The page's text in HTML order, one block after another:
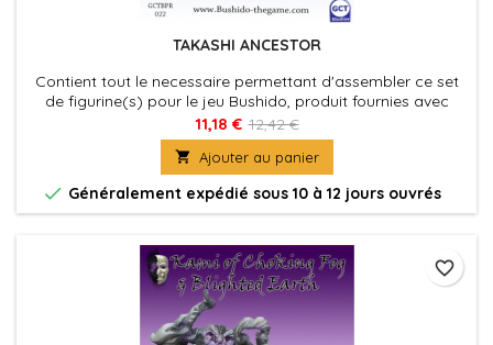
TAKASHI ANCESTOR
Contient tout le necessaire permettant d'assembler ce set
de figurine(s) pour le jeu Bushido, produit fournies avec
leurs socles en plastique. Figurine(s) à peindre et à
assembler
11,18 € 12,42 €
 Ajouter au panier
 Généralement expédié sous 10 à 12 jours ouvrés
favorite_border